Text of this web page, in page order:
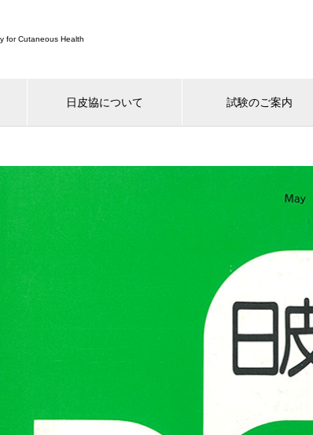
for Cutaneous Health
日皮協について 試験のご案内